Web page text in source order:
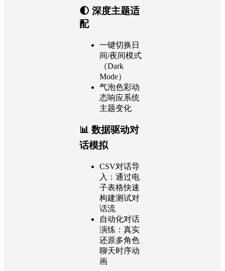
🌓 深度主题适
配
一键切换日
间/夜间模式
（Dark
Mode）
气泡色彩动
态响应系统
主题变化
📊 数据驱动对
话模拟
CSV对话导
入：通过电
子表格快速
构建测试对
话流
自动化对话
演练：真实
还原多角色
聊天时序动
画